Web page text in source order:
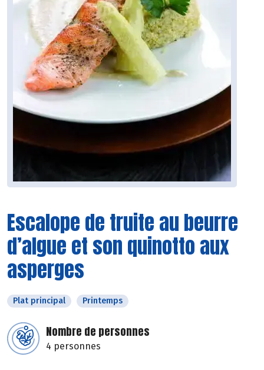
Escalope de truite au beurre
d’algue et son quinotto aux
asperges
Plat principal Printemps
Nombre de personnes
4 personnes